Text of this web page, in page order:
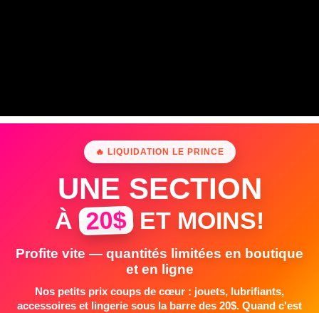
🔥 LIQUIDATION LE PRINCE
UNE SECTION
À 20$ ET MOINS!
Profite vite — quantités limitées en boutique
et en ligne
Nos petits prix coups de cœur : jouets, lubrifiants,
accessoires et lingerie sous la barre des 20$. Quand c'est